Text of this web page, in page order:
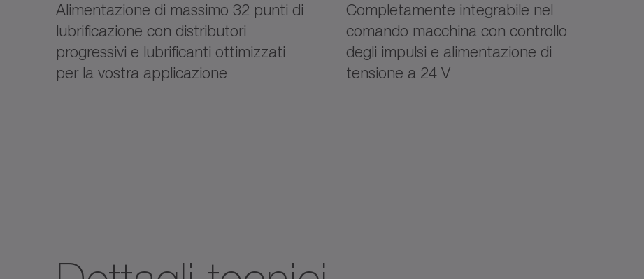
Alimentazione di massimo 32 punti di
lubrificazione con distributori
progressivi e lubrificanti ottimizzati
per la vostra applicazione
Completamente integrabile nel
comando macchina con controllo
degli impulsi e alimentazione di
tensione a 24 V